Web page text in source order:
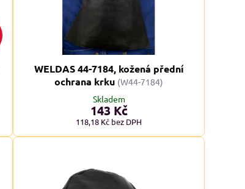
WELDAS 44-7184, kožená přední
ochrana krku (W44-7184)
Skladem
143 Kč
118,18 Kč bez DPH
8%
AKCE